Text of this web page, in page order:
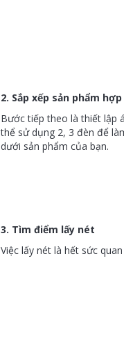
2. Sắp xếp sản phẩm
Bước tiếp theo là thiết lập
thể sử dụng 2, 3 đèn để
dưới sản phẩm của bạn.
3. Tìm điểm lấy nét
Việc lấy nét là hết sức